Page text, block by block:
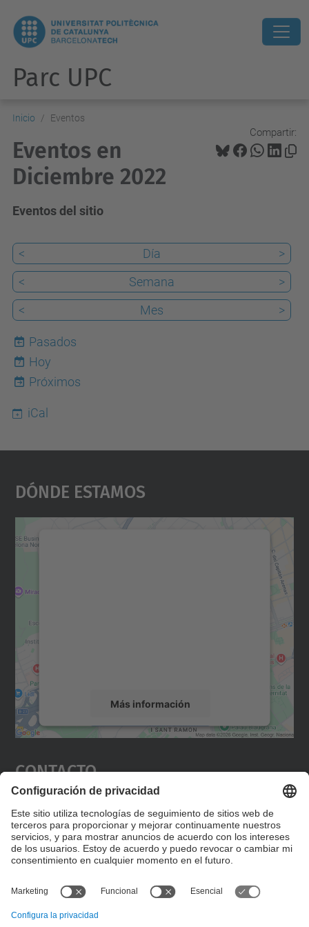
Parc UPC
Inicio Eventos
Compartir:
Eventos en
Diciembre 2022
Eventos del sitio
< Día
>
<
Semana
>
<
Mes >
Pasados
7
Hoy
Próximos
iCal
Dónde Estamos
Más información
Aceptar
powered by
Contacto
Editad en la página "Contacto personalizado", que
encontraréis en la raíz de español, vuestros datos
personalizados de contacto.
Formulario de contacto